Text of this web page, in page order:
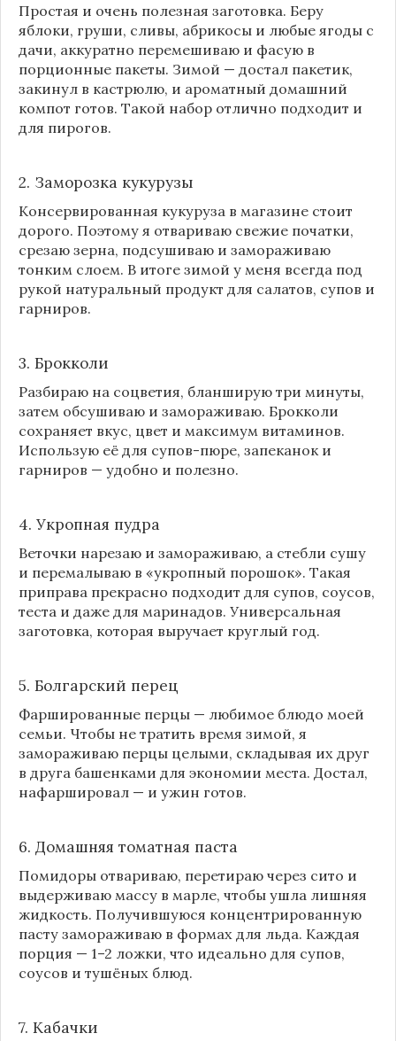
Простая и очень полезная заготовка. Беру
яблоки, груши, сливы, абрикосы и любые ягоды с
дачи, аккуратно перемешиваю и фасую в
порционные пакеты. Зимой — достал пакетик,
закинул в кастрюлю, и ароматный домашний
компот готов. Такой набор отлично подходит и
для пирогов.
2. Заморозка кукурузы
Консервированная кукуруза в магазине стоит
дорого. Поэтому я отвариваю свежие початки,
срезаю зерна, подсушиваю и замораживаю
тонким слоем. В итоге зимой у меня всегда под
рукой натуральный продукт для салатов, супов и
гарниров.
3. Брокколи
Разбираю на соцветия, бланширую три минуты,
затем обсушиваю и замораживаю. Брокколи
сохраняет вкус, цвет и максимум витаминов.
Использую её для супов-пюре, запеканок и
гарниров — удобно и полезно.
4. Укропная пудра
Веточки нарезаю и замораживаю, а стебли сушу
и перемалываю в «укропный порошок». Такая
приправа прекрасно подходит для супов, соусов,
теста и даже для маринадов. Универсальная
заготовка, которая выручает круглый год.
5. Болгарский перец
Фаршированные перцы — любимое блюдо моей
семьи. Чтобы не тратить время зимой, я
замораживаю перцы целыми, складывая их друг
в друга башенками для экономии места. Достал,
нафаршировал — и ужин готов.
6. Домашняя томатная паста
Помидоры отвариваю, перетираю через сито и
выдерживаю массу в марле, чтобы ушла лишняя
жидкость. Получившуюся концентрированную
пасту замораживаю в формах для льда. Каждая
порция — 1–2 ложки, что идеально для супов,
соусов и тушёных блюд.
7. Кабачки